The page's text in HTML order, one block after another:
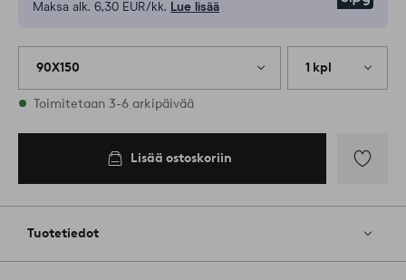
Maksa alk. 6,30 EUR/kk. Lue lisää
90X150 1 kpl
Varastossa
Toimitetaan 3-6 arkipäivää
Lisää ostoskoriin
Tuotetiedot